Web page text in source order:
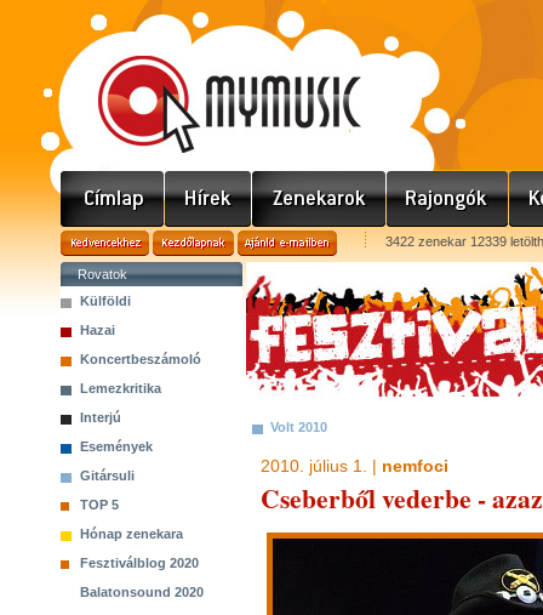
3422 zenekar 12339
Rovatok
Külföldi
Hazai
Koncertbeszámoló
Lemezkritika
Interjú
Események
Gitársuli
TOP 5
Hónap zenekara
Fesztiválblog 2020
Balatonsound 2020
Volt 2010
2010. július 1. | nemfoci
Cseberből vederbe -